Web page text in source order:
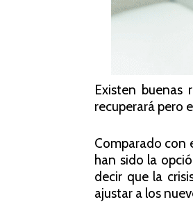
Existen
recuperará pero
Comparado con
han sido la
decir que la
ajustar a los